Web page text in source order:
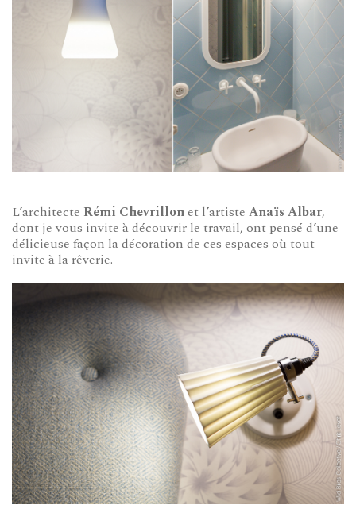
L’architecte Rémi Chevrillonet l’artiste Anaïs Albar,
dont je vous invite à découvrir le travail, ont pensé d’une
délicieuse façon la décoration de ces espaces où tout
invite à la rêverie.